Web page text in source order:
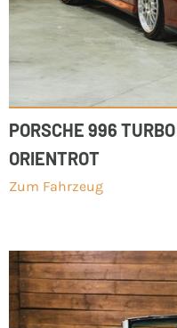
PORSCHE 996
ORIENTROT
Zum Fahrzeug